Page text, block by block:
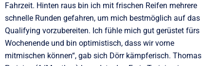
Fahrzeit. Hinten raus bin ich mit frischen Reifen mehrere
schnelle Runden gefahren, um mich bestmöglich auf das
Qualifying vorzubereiten. Ich fühle mich gut gerüstet fürs
Wochenende und bin optimistisch, dass wir vorne
mitmischen können“, gab sich Dörr kämpferisch. Thomas